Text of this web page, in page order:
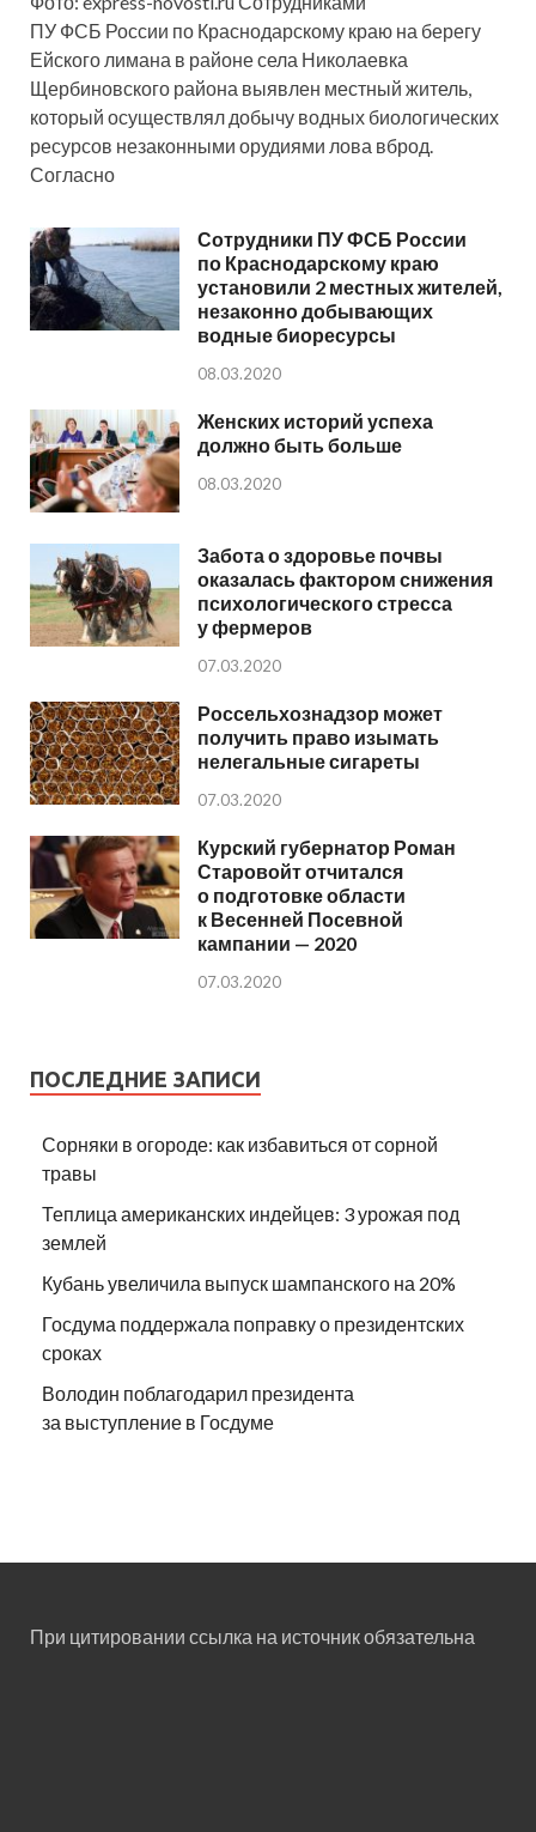
ПУ ФСБ России по Краснодарскому краю на берегу
Ейского лимана в районе села Николаевка
Щербиновского района выявлен местный житель,
который осуществлял добычу водных биологических
ресурсов незаконными орудиями лова вброд.
Согласно
Сотрудники ПУ ФСБ России
по Краснодарскому краю
установили 2 местных жителей,
незаконно добывающих
водные биоресурсы
08.03.2020
Женских историй успеха
должно быть больше
08.03.2020
Забота о здоровье почвы
оказалась фактором снижения
психологического стресса
у фермеров
07.03.2020
Россельхознадзор может
получить право изымать
нелегальные сигареты
07.03.2020
Курский губернатор Роман
Старовойт отчитался
о подготовке области
к Весенней Посевной
кампании — 2020
07.03.2020
ПОСЛЕДНИЕ ЗАПИСИ
Сорняки в огороде: как избавиться от сорной
травы
Теплица американских индейцев: 3 урожая под
землей
Кубань увеличила выпуск шампанского на 20%
Госдума поддержала поправку о президентских
сроках
Володин поблагодарил президента
за выступление в Госдуме
При цитировании ссылка на источник обязательна